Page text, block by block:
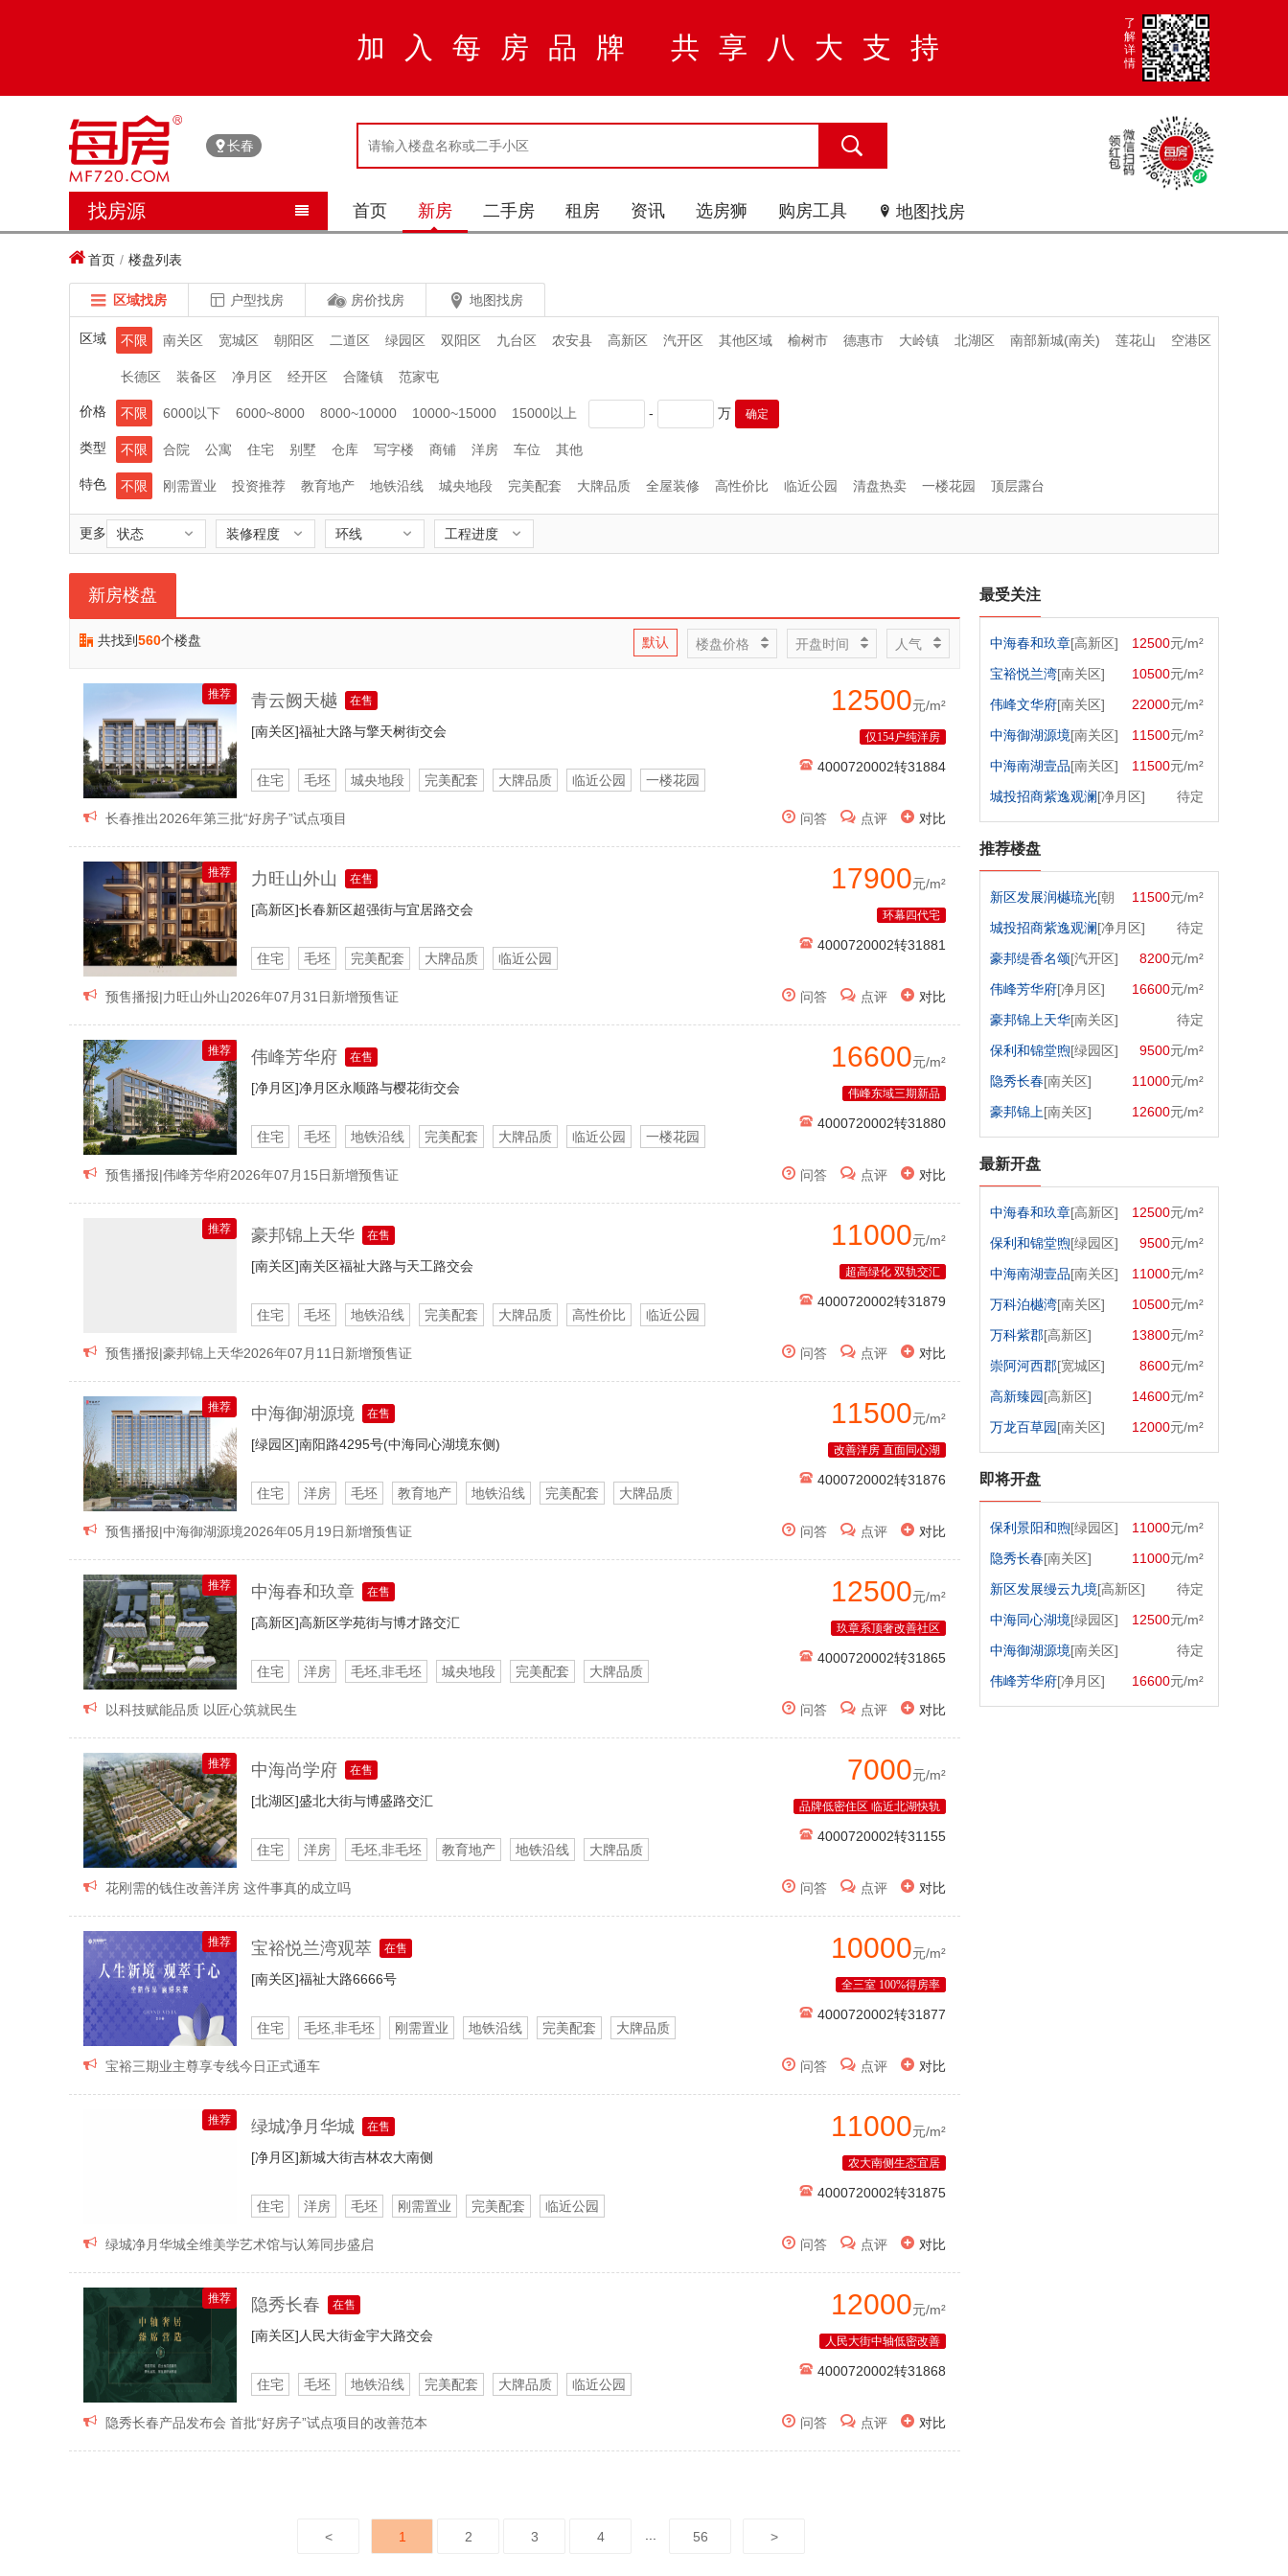
加入每房品牌 共享八大支持
了
解
详
情
长春

找房源 首页 新房

二手房 租房 资讯 选房狮 购房工具  地图找房
首页 / 楼盘列表
 区域找房  户型找房  房价找房  地图找房
区域 不限 南关区 宽城区 朝阳区 二道区 绿园区 双阳区 九台区 农安县 高新区 汽开区 其他区域 榆树市 德惠市 大岭镇 北湖区 南部新城(南关) 莲花山 空港区
长德区 装备区 净月区 经开区 合隆镇 范家屯
价格 不限 6000以下 6000~8000 8000~10000 10000~15000 15000以上 - 万
类型 不限 合院 公寓 住宅 别墅 仓库 写字楼 商铺 洋房 车位 其他
特色 不限 刚需置业 投资推荐 教育地产 地铁沿线 城央地段 完美配套 大牌品质 全屋装修 高性价比 临近公园 清盘热卖 一楼花园 顶层露台
更多 
状态 
装修程度 
环线 
工程进度
新房楼盘
 共找到560个楼盘 默认 楼盘价格 
 开盘时间 
 人气 

推荐 青云阙天樾 在售
[南关区]福祉大路与擎天树街交会
住宅 毛坯 城央地段 完美配套 大牌品质 临近公园 一楼花园
顶层露台
12500元/m²
仅154户纯洋房
 4000720002转31884
 问答  点评  对比
 长春推出2026年第三批“好房子”试点项目
推荐 力旺山外山 在售
[高新区]长春新区超强街与宜居路交会
住宅 毛坯 完美配套 大牌品质 临近公园
17900元/m²
环幕四代宅
 4000720002转31881
 问答  点评  对比
 预售播报|力旺山外山2026年07月31日新增预售证
推荐 伟峰芳华府 在售
[净月区]净月区永顺路与樱花街交会
住宅 毛坯 地铁沿线 完美配套 大牌品质 临近公园 一楼花园
16600元/m²
伟峰东域三期新品
 4000720002转31880
 问答  点评  对比
 预售播报|伟峰芳华府2026年07月15日新增预售证
推荐 豪邦锦上天华 在售
[南关区]南关区福祉大路与天工路交会
住宅 毛坯 地铁沿线 完美配套 大牌品质 高性价比 临近公园
11000元/m²
超高绿化 双轨交汇
 4000720002转31879
 问答  点评  对比
 预售播报|豪邦锦上天华2026年07月11日新增预售证
推荐 中海御湖源境 在售
[绿园区]南阳路4295号(中海同心湖境东侧)
住宅 洋房 毛坯 教育地产 地铁沿线 完美配套 大牌品质
临近公园 一楼花园 顶层露台
11500元/m²
改善洋房 直面同心湖
 4000720002转31876
 问答  点评  对比
 预售播报|中海御湖源境2026年05月19日新增预售证
推荐 中海春和玖章 在售
[高新区]高新区学苑街与博才路交汇
住宅 洋房 毛坯,非毛坯 城央地段 完美配套 大牌品质
临近公园
12500元/m²
玖章系顶奢改善社区
 4000720002转31865
 问答  点评  对比
 以科技赋能品质 以匠心筑就民生
推荐 中海尚学府 在售
[北湖区]盛北大街与博盛路交汇
住宅 洋房 毛坯,非毛坯 教育地产 地铁沿线 大牌品质
全屋装修 临近公园
7000元/m²
品牌低密住区 临近北湖快轨
 4000720002转31155
 问答  点评  对比
 花刚需的钱住改善洋房 这件事真的成立吗
推荐 宝裕悦兰湾观萃 在售
[南关区]福祉大路6666号
住宅 毛坯,非毛坯 刚需置业 地铁沿线 完美配套 大牌品质
临近公园
10000元/m²
全三室 100%得房率
 4000720002转31877
 问答  点评  对比
 宝裕三期业主尊享专线今日正式通车
推荐 绿城净月华城 在售
[净月区]新城大街吉林农大南侧
住宅 洋房 毛坯 刚需置业 完美配套 临近公园
11000元/m²
农大南侧生态宜居
 4000720002转31875
 问答  点评  对比
 绿城净月华城全维美学艺术馆与认筹同步盛启
推荐 隐秀长春 在售
[南关区] 人民大街金宇大路交会
住宅 毛坯 地铁沿线 完美配套 大牌品质 临近公园
12000元/m²
人民大街中轴低密改善
 4000720002转31868
 问答  点评  对比
 隐秀长春产品发布会 首批“好房子”试点项目的改善范本
< 1 2 3 4 56 >
最受关注
12500元/m²
中海春和玖章[高新区]
10500元/m²
宝裕悦兰湾[南关区]
22000元/m²
伟峰文华府[南关区]
11500元/m²
中海御湖源境[南关区]
11500元/m²
中海南湖壹品[南关区]
待定
城投招商紫逸观澜[净月区]
推荐楼盘
11500元/m²
新区发展润樾琉光[朝
阳区]
待定
城投招商紫逸观澜[净月区]
8200元/m²
豪邦缇香名颂[汽开区]
16600元/m²
伟峰芳华府[净月区]
待定
豪邦锦上天华[南关区]
9500元/m²
保利和锦堂煦[绿园区]
11000元/m²
隐秀长春[南关区]
12600元/m²
豪邦锦上[南关区]
最新开盘
12500元/m²
中海春和玖章[高新区]
9500元/m²
保利和锦堂煦[绿园区]
11000元/m²
中海南湖壹品[南关区]
10500元/m²
万科泊樾湾[南关区]
13800元/m²
万科紫郡[高新区]
8600元/m²
崇阿河西郡[宽城区]
14600元/m²
高新臻园[高新区]
12000元/m²
万龙百草园[南关区]
即将开盘
11000元/m²
保利景阳和煦[绿园区]
11000元/m²
隐秀长春[南关区]
待定
新区发展缦云九境[高新区]
12500元/m²
中海同心湖境[绿园区]
待定
中海御湖源境[南关区]
16600元/m²
伟峰芳华府[净月区]